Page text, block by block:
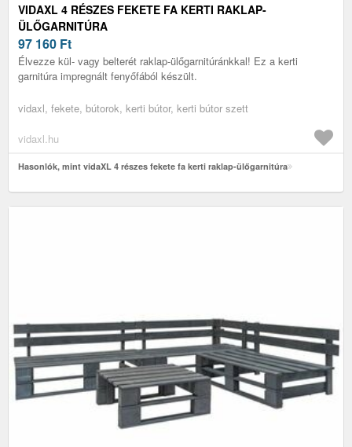
VIDAXL 4 RÉSZES FEKETE FA KERTI RAKLAP-
ÜLŐGARNITÚRA
97 160 Ft
Élvezze kül- vagy belterét raklap-ülőgarnitúránkkal! Ez a kerti
garnitúra impregnált fenyőfából készült.
vidaxl, fekete, bútorok, kerti bútor, kerti bútor szett
vidaxl.hu
Hasonlók, mint vidaXL 4 részes fekete fa kerti raklap-ülőgarnitúra